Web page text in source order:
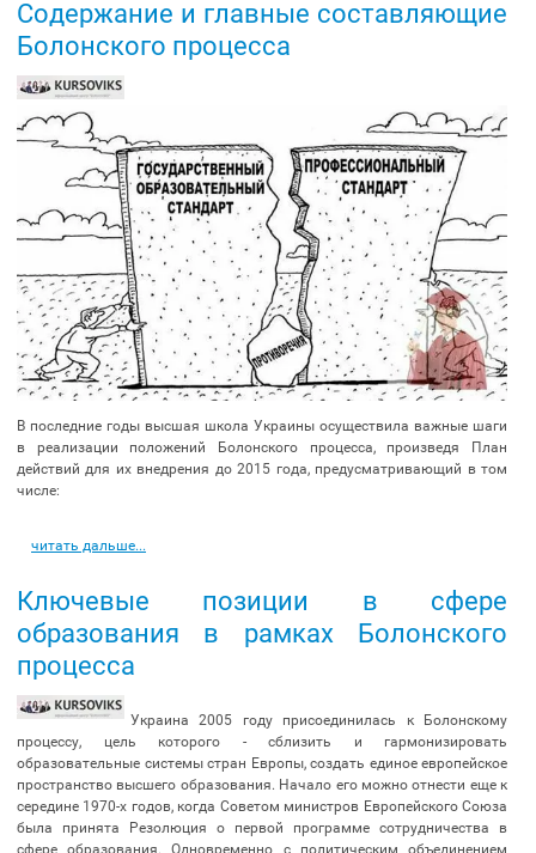
Содержание и главные составляющие
Болонского процесса
В последние годы высшая школа Украины осуществила важные шаги
в реализации положений Болонского процесса, произведя План
действий для их внедрения до 2015 года, предусматривающий в том
числе:
читать дальше...
Ключевые позиции в сфере
образования в рамках Болонского
процесса
Украина 2005 году присоединилась к Болонскому
процессу, цель которого - сблизить и гармонизировать
образовательные системы стран Европы, создать единое европейское
пространство высшего образования. Начало его можно отнести еще к
середине 1970-х годов, когда Советом министров Европейского Союза
была принята Резолюция о первой программе сотрудничества в
сфере образования. Одновременно с политическим объединением